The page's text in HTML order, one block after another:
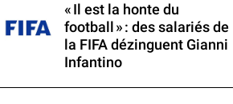
« Il est la honte du
football » : des salariés de
la FIFA dézinguent Gianni
Infantino